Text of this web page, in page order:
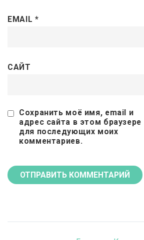
EMAIL *
САЙТ
Сохранить моё имя, email и
адрес сайта в этом браузере
для последующих моих
комментариев.